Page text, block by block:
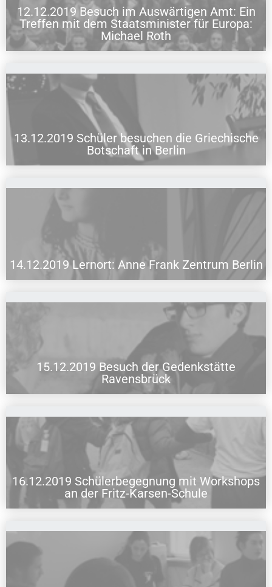
12.12.2019 Besuch im Auswärtigen Amt: Ein
Treffen mit dem Staatsminister für Europa:
Michael Roth
12.12.2019 Besuch im Auswärtigen Amt: Ein Treffen mit dem
Staatsminister für Europa: Michael Roth
13.12.2019 Schüler besuchen die Griechische
Botschaft in Berlin
13.12.2019 Schüler besuchen die Griechische Botschaft in Berlin
14.12.2019 Lernort: Anne Frank Zentrum Berlin
14.12.2019 Lernort: Anne Frank Zentrum Berlin
15.12.2019 Besuch der Gedenkstätte
Ravensbrück
15.12.2019 Besuch der Gedenkstätte Ravensbrück
16.12.2019 Schülerbegegnung mit Workshops
an der Fritz-Karsen-Schule
16.12.2019 Schülerbegegnung mit Workshops an der Fritz-Karsen-
Schule